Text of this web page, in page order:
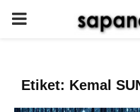
PRIMARY
Etiket: Kemal